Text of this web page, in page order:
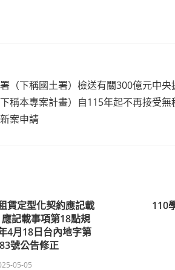
（下稱國土署）檢送有關300億元中央
稱本專案計畫）自115年起不再接受無
案申請
賃定型化契約應記載
記載事項第18點規
4月18日台內地字第
號公告修正
05-05
110